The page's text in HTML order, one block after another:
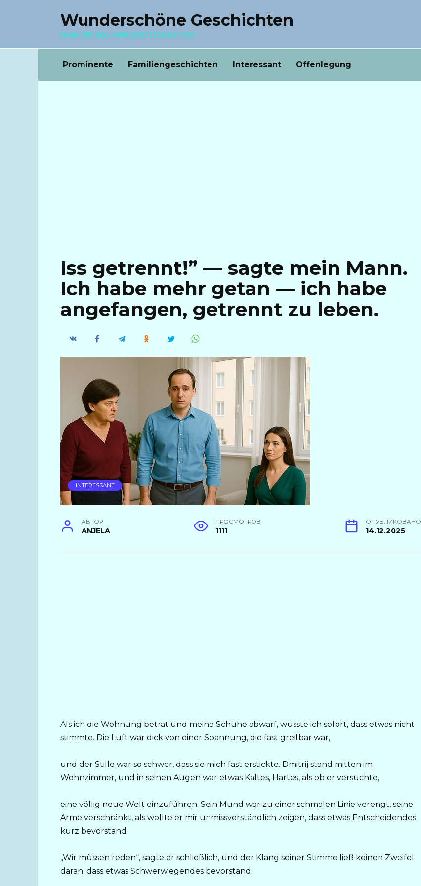
Wunderschöne Geschichten
Sinnvolle und lehrreiche Geschichten
Prominente Familiengeschichten Interessant Offenlegung
Iss getrennt!” — sagte mein Mann.
Ich habe mehr getan — ich habe
angefangen, getrennt zu leben.
INTERESSANT
АВТОР
ANJELA
ПРОСМОТРОВ
1111
ОПУБЛИКОВАНО
14.12.2025
Als ich die Wohnung betrat und meine Schuhe abwarf, wusste ich sofort, dass etwas nicht
stimmte. Die Luft war dick von einer Spannung, die fast greifbar war,
und der Stille war so schwer, dass sie mich fast erstickte. Dmitrij stand mitten im
Wohnzimmer, und in seinen Augen war etwas Kaltes, Hartes, als ob er versuchte,
eine völlig neue Welt einzuführen. Sein Mund war zu einer schmalen Linie verengt, seine
Arme verschränkt, als wollte er mir unmissverständlich zeigen, dass etwas Entscheidendes
kurz bevorstand.
„Wir müssen reden“, sagte er schließlich, und der Klang seiner Stimme ließ keinen Zweifel
daran, dass etwas Schwerwiegendes bevorstand.